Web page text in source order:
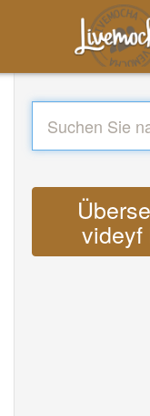
videyf